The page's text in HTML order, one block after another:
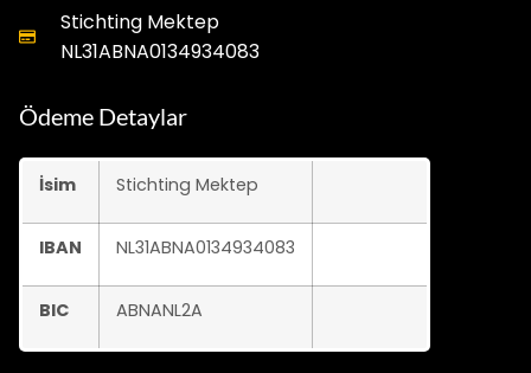
Stichting Mektep
NL31ABNA0134934083
Ödeme Detaylar
İsim Stichting Mektep
IBAN NL31ABNA0134934083
BIC ABNANL2A